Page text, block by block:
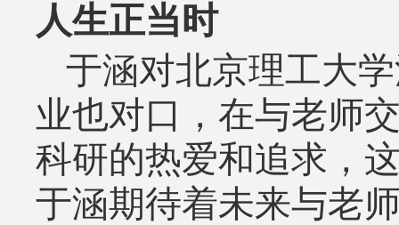
人生正当时
于涵对北京理工大
业也对口，在与老师
科研的热爱和追求，
于涵期待着未来与老